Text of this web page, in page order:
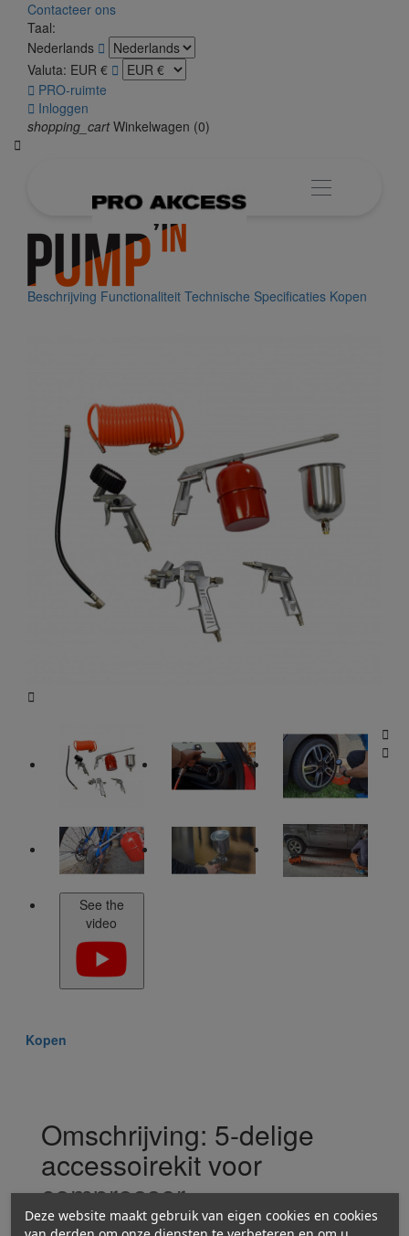
Contacteer ons
Taal:
Nederlands 
Valuta: EUR € 
 PRO-ruimte
 Inloggen
shopping_cart Winkelwagen (0)

Beschrijving Functionaliteit Technische Specificaties Kopen

See the


Kopen
Omschrijving: 5-delige
accessoirekit voor
compressor
Complete accessoireset voor compressor met
Deze website maakt gebruik van eigen cookies en cookies